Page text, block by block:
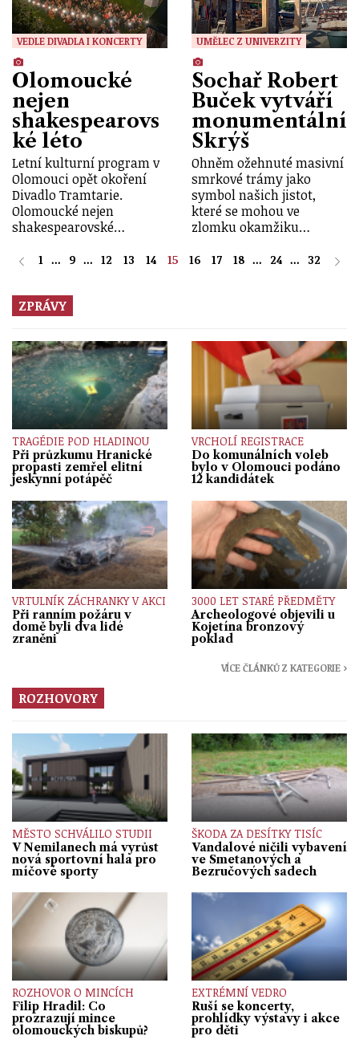
VEDLE DIVADLA I KONCERTY
Olomoucké
nejen
shakespearovs
ké léto
Letní kulturní program v
Olomouci opět okoření
Divadlo Tramtarie.
Olomoucké nejen
shakespearovské…
UMĚLEC Z UNIVERZITY
Sochař Robert
Buček vytváří
monumentální
Skrýš
Ohněm ožehnuté masivní
smrkové trámy jako
symbol našich jistot,
které se mohou ve
zlomku okamžiku…
1 ... 9 ... 12 13 14 15 16 17 18 ... 24 ... 32
ZPRÁVY
TRAGÉDIE POD HLADINOU
Při průzkumu Hranické
propasti zemřel elitní
jeskynní potápěč
VRCHOLÍ REGISTRACE
Do komunálních voleb
bylo v Olomouci podáno
12 kandidátek
VRTULNÍK ZÁCHRANKY V AKCI
Při ranním požáru v
domě byli dva lidé
zraněni
3000 LET STARÉ PŘEDMĚTY
Archeologové objevili u
Kojetína bronzový
poklad
VÍCE ČLÁNKŮ Z KATEGORIE ›
ROZHOVORY
MĚSTO SCHVÁLILO STUDII
V Nemilanech má vyrůst
nová sportovní hala pro
míčové sporty
ŠKODA ZA DESÍTKY TISÍC
Vandalové ničili vybavení
ve Smetanových a
Bezručových sadech
ROZHOVOR O MINCÍCH
Filip Hradil: Co
prozrazují mince
olomouckých biskupů?
EXTRÉMNÍ VEDRO
Ruší se koncerty,
prohlídky výstavy i akce
pro děti